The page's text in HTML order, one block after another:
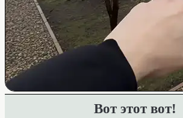
Вот этот вот!